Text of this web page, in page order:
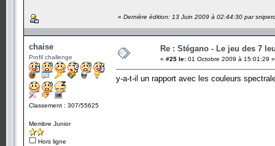
« Dernière édition: 13 Juin 2009 à 02:44:30 par
chaise
Profil challenge
Classement : 307/55625
Membre Junior
Hors ligne
Re : Stégano - Le jeu des 7
« #25 le: 01 Octobre 2009 à 15:01:29 »
y-a-t-il un rapport avec les couleurs